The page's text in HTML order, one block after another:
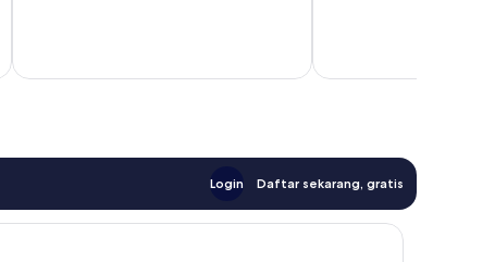
Login Daftar sekarang, gratis